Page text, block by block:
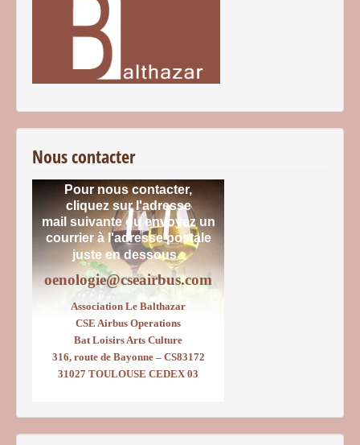
Nous contacter
Pour nous contacter,
cliquez sur l'adresse
mail suivante ou envoyez un
courrierà l'adresse postale
juste en dessous :
oenologie@cseairbus.com
Association Le Balthazar
CSE Airbus Operations
Bat Loisirs Arts Culture
316, route de Bayonne – CS83172
31027 TOULOUSE CEDEX 03